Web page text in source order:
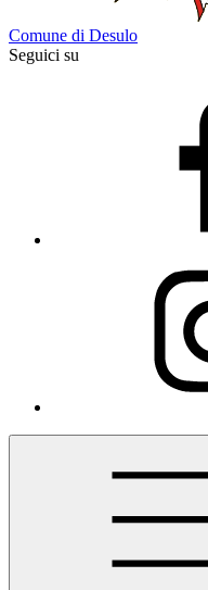
Comune di Desulo
Seguici su